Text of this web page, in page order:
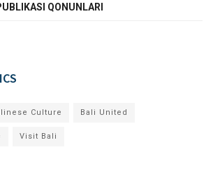
QONUNLARI
Culture Bali United
Visit Bali